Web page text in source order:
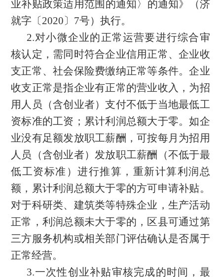
业补贴政策适用范围的通知〉的通知》（济
就字〔2020〕7号）执行。
2.对小微企业的正常运营要进行综合审
核认定，需同时符合企业信用正常、企业收
支正常、社会保险费缴纳正常等条件。企业
收支正常是指企业有正常的营业收入，为招
用人员（含创业者）支付不低于当地最低工
资标准的工资；累计利润总额大于零。如企
业没有足额发放职工薪酬，可按每月为招用
人员（含创业者）发放职工薪酬（不低于最
低工资标准）进行推算，重新计算利润总
额，累计利润总额大于零的方可申请补贴。
对于科研类、建筑类等特殊企业，生产活动
正常，利润总额未大于零的，区县可通过第
三方服务机构或相关部门评估确认是否属于
正常经营。
3.一次性创业补贴审核完成的时间，最